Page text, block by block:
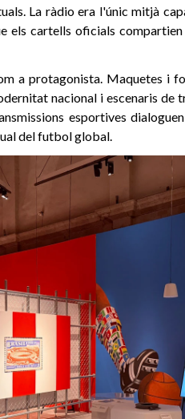
La ràdio era l'únic mitjà
els cartells oficials
a protagonista. Maquetes i
nacional i escenaris de
esportives
del futbol global.